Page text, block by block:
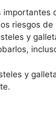
riesgos
y
y